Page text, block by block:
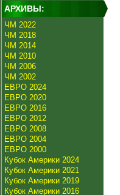
АРХИВЫ:
ЧМ 2022
ЧМ 2018
ЧМ 2014
ЧМ 2010
ЧМ 2006
ЧМ 2002
ЕВРО 2024
ЕВРО 2020
ЕВРО 2016
ЕВРО 2012
ЕВРО 2008
ЕВРО 2004
ЕВРО 2000
Кубок Америки 2024
Кубок Америки 2021
Кубок Америки 2019
Кубок Америки 2016